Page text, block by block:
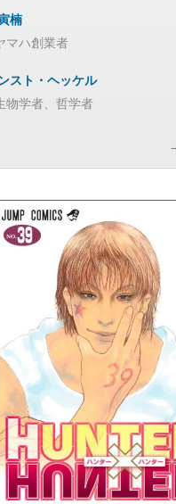
楠
マハ創業者
スト・ヘッケル
物学者、哲学者